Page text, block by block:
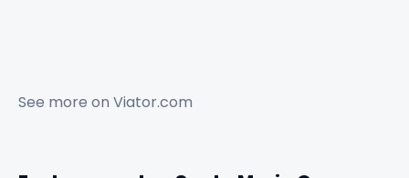
See more on Viator.com